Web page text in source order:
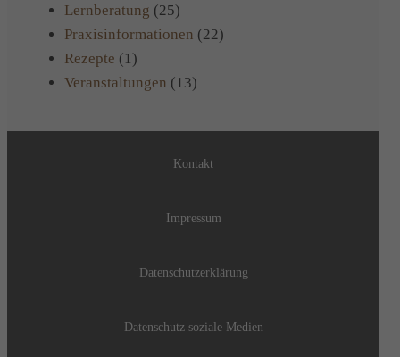
Lernberatung (25)
Praxisinformationen (22)
Rezepte (1)
Veranstaltungen (13)
Kontakt
Impressum
Datenschutzerklärung
Datenschutz soziale Medien